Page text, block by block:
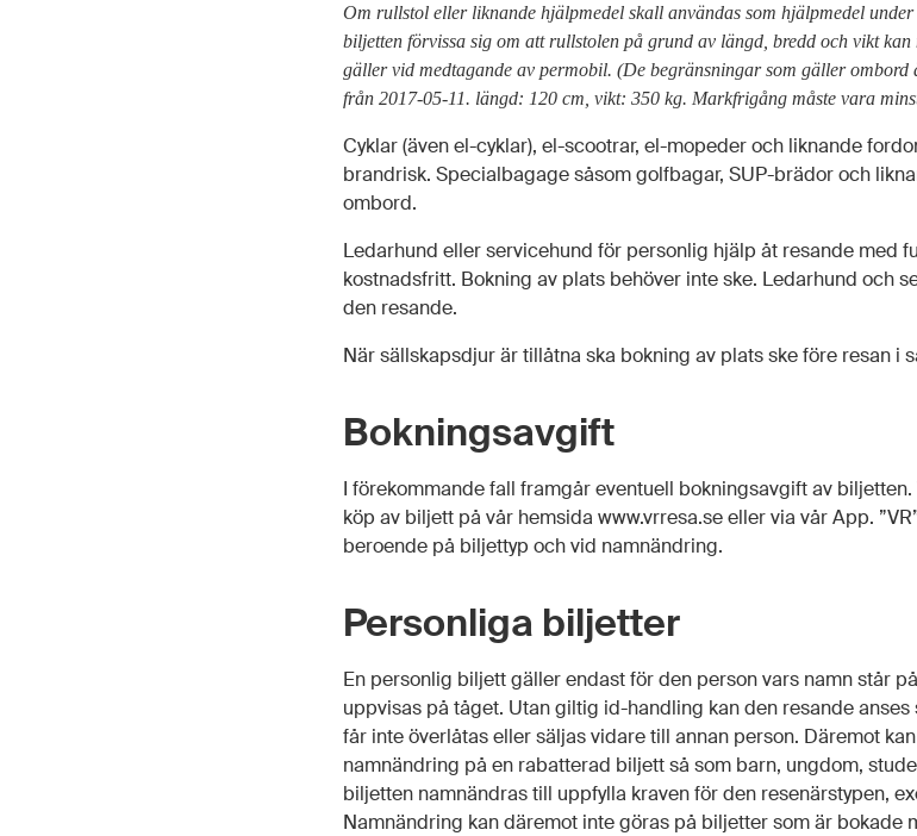
Om rullstol eller liknande hjälpmedel skall användas som hjälpmedel under
biljetten förvissa sig om att rullstolen på grund av längd, bredd och vikt
gäller vid medtagande av permobil. (De begränsningar som gäller
från 2017-05-11. längd: 120 cm, vikt: 350 kg. Markfrigång måste vara
Cyklar (även el-cyklar), el-scootrar, el-mopeder och liknande
brandrisk. Specialbagage såsom golfbagar, SUP-brädor och
ombord.
Ledarhund eller servicehund för personlig hjälp åt resande med
kostnadsfritt. Bokning av plats behöver inte ske. Ledarhund och
den resande.
När sällskapsdjur är tillåtna ska bokning av plats ske före resan i
Bokningsavgift
I förekommande fall framgår eventuell bokningsavgift av
köp av biljett på vår hemsida www.vrresa.se eller via vår App.
beroende på biljettyp och vid namnändring.
Personliga biljetter
En personlig biljett gäller endast för den person vars namn står
uppvisas på tåget. Utan giltig id-handling kan den resande
får inte överlåtas eller säljas vidare till annan person. Däremot
namnändring på en rabatterad biljett så som barn, ungdom,
biljetten namnändras till uppfylla kraven för den resenärstypen,
Namnändring kan däremot inte göras på biljetter som är bokade